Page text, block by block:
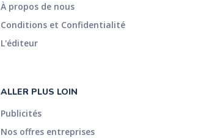
À propos de nous
Conditions et Confidentialité
L'éditeur
ALLER PLUS LOIN
Publicités
Nos offres entreprises